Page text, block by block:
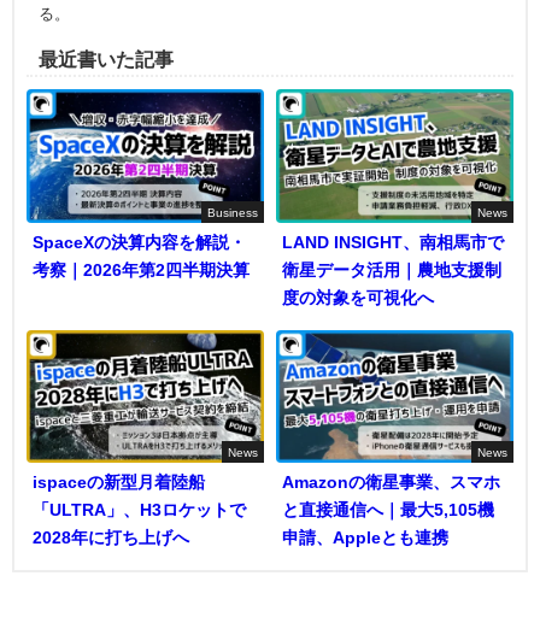
る。
最近書いた記事
Business
SpaceXの決算内容を解説・
考察｜2026年第2四半期決算
News
LAND INSIGHT、南相馬市で
衛星データ活用｜農地支援制
度の対象を可視化へ
News
ispaceの新型月着陸船
「ULTRA」、H3ロケットで
2028年に打ち上げへ
News
Amazonの衛星事業、スマホ
と直接通信へ｜最大5,105機
申請、Appleとも連携